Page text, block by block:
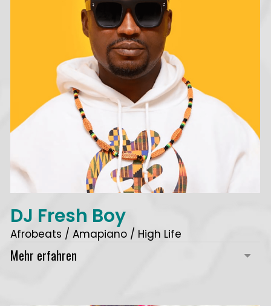
DJ Fresh Boy
Afrobeats / Amapiano / High Life
Mehr erfahren